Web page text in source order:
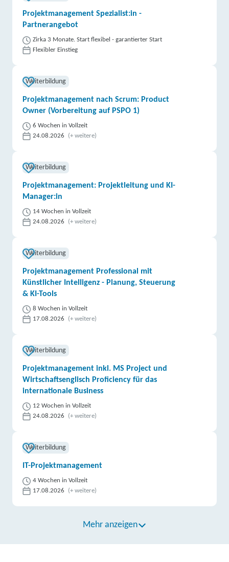
Projektmanagement Spezialist:in -
Partnerangebot
Zirka 3 Monate. Start flexibel - garantierter Start
Flexibler Einstieg
Weiterbildung
Projektmanagement nach Scrum: Product
Owner (Vorbereitung auf PSPO 1)
6 Wochen in Vollzeit
24.08.2026
(+ weitere)
Weiterbildung
Projektmanagement: Projektleitung und KI-
Manager:in
14 Wochen in Vollzeit
24.08.2026
(+ weitere)
Weiterbildung
Projektmanagement Professional mit
Künstlicher Intelligenz - Planung, Steuerung
& KI-Tools
8 Wochen in Vollzeit
17.08.2026
(+ weitere)
Weiterbildung
Projektmanagement inkl. MS Project und
Wirtschaftsenglisch Proficiency für das
internationale Business
12 Wochen in Vollzeit
24.08.2026
(+ weitere)
Weiterbildung
IT-Projektmanagement
4 Wochen in Vollzeit
17.08.2026
(+ weitere)
Mehr anzeigen